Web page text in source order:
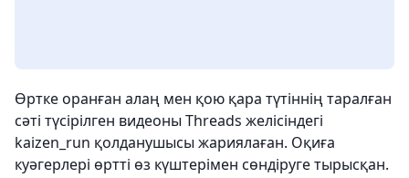
Өртке оранған алаң мен қою қара түтіннің таралған
сәті түсірілген видеоны Threads желісіндегі
kaizen_run қолданушысы жариялаған. Оқиға
куәгерлері өртті өз күштерімен сөндіруге тырысқан.